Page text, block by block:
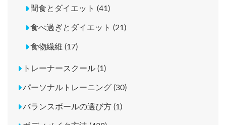
間食とダイエット (41)
食べ過ぎとダイエット (21)
食物繊維 (17)
トレーナースクール (1)
パーソナルトレーニング (30)
バランスボールの選び方 (1)